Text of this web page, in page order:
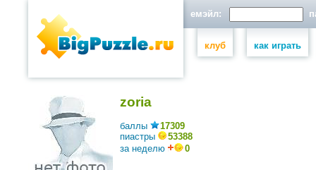
емэйл:
клуб как играть
zoria
баллы
17309
пиастры
53388
за неделю
0